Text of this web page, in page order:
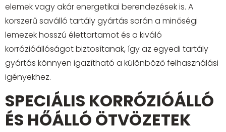
elemek vagy akár energetikai berendezések is. A
korszerű saválló tartály gyártás során a minőségi
lemezek hosszú élettartamot és a kiváló
korrózióállóságot biztosítanak, így az egyedi tartály
gyártás könnyen igazítható a különböző felhasználási
igényekhez.
SPECIÁLIS KORRÓZIÓÁLLÓ
ÉS HŐÁLLÓ ÖTVÖZETEK